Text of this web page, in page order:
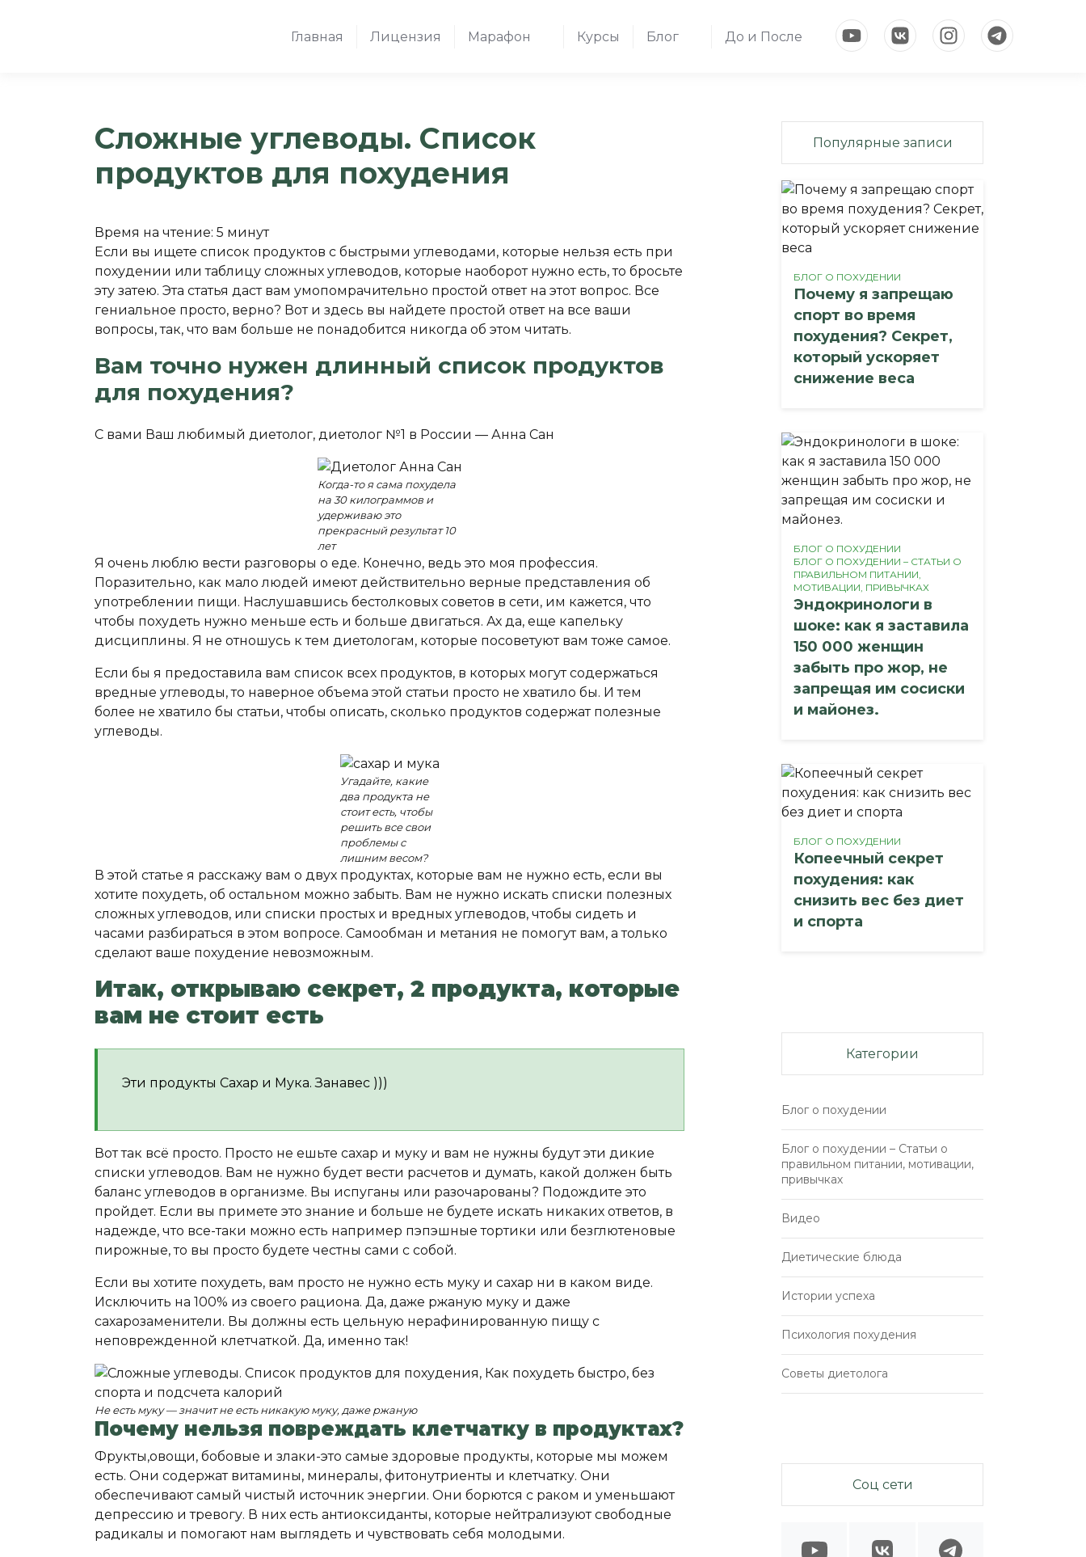
Главная Лицензия Марафон Курсы Блог До и После
Сложные углеводы. Список
продуктов для похудения
Время на чтение: 5 минут
Если вы ищете список продуктов с быстрыми углеводами, которые нельзя есть при
похудении или таблицу сложных углеводов, которые наоборот нужно есть, то бросьте
эту затею. Эта статья даст вам умопомрачительно простой ответ на этот вопрос. Все
гениальное просто, верно? Вот и здесь вы найдете простой ответ на все ваши
вопросы, так, что вам больше не понадобится никогда об этом читать.
Вам точно нужен длинный список продуктов
для похудения?
С вами Ваш любимый диетолог, диетолог №1 в России — Анна Сан
Когда-то я сама похудела
на 30 килограммов и
удерживаю это
прекрасный результат 10
лет
Я очень люблю вести разговоры о еде. Конечно, ведь это моя профессия.
Поразительно, как мало людей имеют действительно верные представления об
употреблении пищи. Наслушавшись бестолковых советов в сети, им кажется, что
чтобы похудеть нужно меньше есть и больше двигаться. Ах да, еще капельку
дисциплины. Я не отношусь к тем диетологам, которые посоветуют вам тоже самое.
Если бы я предоставила вам список всех продуктов, в которых могут содержаться
вредные углеводы, то наверное объема этой статьи просто не хватило бы. И тем
более не хватило бы статьи, чтобы описать, сколько продуктов содержат полезные
углеводы.
Угадайте, какие
два продукта не
стоит есть, чтобы
решить все свои
проблемы с
лишним весом?
В этой статье я расскажу вам о двух продуктах, которые вам не нужно есть, если вы
хотите похудеть, об остальном можно забыть. Вам не нужно искать списки полезных
сложных углеводов, или списки простых и вредных углеводов, чтобы сидеть и
часами разбираться в этом вопросе. Самообман и метания не помогут вам, а только
сделают ваше похудение невозможным.
Итак, открываю секрет, 2 продукта, которые
вам не стоит есть
Эти продукты Сахар и Мука. Занавес )))
Вот так всё просто. Просто не ешьте сахар и муку и вам не нужны будут эти дикие
списки углеводов. Вам не нужно будет вести расчетов и думать, какой должен быть
баланс углеводов в организме. Вы испуганы или разочарованы? Подождите это
пройдет. Если вы примете это знание и больше не будете искать никаких ответов, в
надежде, что все-таки можно есть например пэпэшные тортики или безглютеновые
пирожные, то вы просто будете честны сами с собой.
Если вы хотите похудеть, вам просто не нужно есть муку и сахар ни в каком виде.
Исключить на 100% из своего рациона. Да, даже ржаную муку и даже
сахарозаменители. Вы должны есть цельную нерафинированную пищу с
неповрежденной клетчаткой. Да, именно так!
Не есть муку — значит не есть никакую муку, даже ржаную
Почему нельзя повреждать клетчатку в продуктах?
Фрукты,овощи, бобовые и злаки-это самые здоровые продукты, которые мы можем
есть. Они содержат витамины, минералы, фитонутриенты и клетчатку. Они
обеспечивают самый чистый источник энергии. Они борются с раком и уменьшают
депрессию и тревогу. В них есть антиоксиданты, которые нейтрализуют свободные
радикалы и помогают нам выглядеть и чувствовать себя молодыми.
Популярные записи
БЛОГ О ПОХУДЕНИИ
Почему я запрещаю
спорт во время
похудения? Секрет,
который ускоряет
снижение веса
БЛОГ О ПОХУДЕНИИ
БЛОГ О ПОХУДЕНИИ – СТАТЬИ О
ПРАВИЛЬНОМ ПИТАНИИ,
МОТИВАЦИИ, ПРИВЫЧКАХ
Эндокринологи в
шоке: как я заставила
150 000 женщин
забыть про жор, не
запрещая им сосиски
и майонез.
БЛОГ О ПОХУДЕНИИ
Копеечный секрет
похудения: как
снизить вес без диет
и спорта
Категории
Блог о похудении
Блог о похудении – Статьи о
правильном питании, мотивации,
привычках
Видео
Диетические блюда
Истории успеха
Психология похудения
Советы диетолога
Соц сети